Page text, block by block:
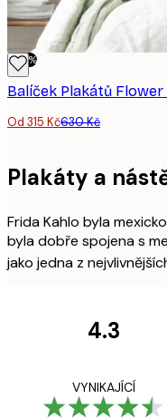
-50%
Balíček Plakátů Flower
Od 315 Kč630 Kč
Plakáty a
Frida Kahlo byla
byla dobře spojena s
jako jedna z
4.3
VYNIKAJÍCÍ